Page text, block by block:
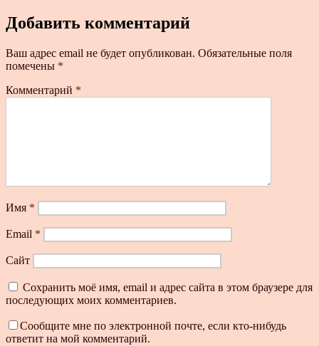
Добавить комментарий
Ваш адрес email не будет опубликован. Обязательные поля
помечены *
Комментарий *
Имя *
Email *
Сайт
Сохранить моё имя, email и адрес сайта в этом браузере для
последующих моих комментариев.
Сообщите мне по электронной почте, если кто-нибудь
ответит на мой комментарий.